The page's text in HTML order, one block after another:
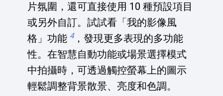
片氛圍，還可直接使用 10 種預設項目
或另外自訂。試試看「我的影像風
格」功能 4，發現更多表現的多功能
性。在智慧自動功能或場景選擇模式
中拍攝時，可透過觸控螢幕上的圖示
輕鬆調整背景散景、亮度和色調。